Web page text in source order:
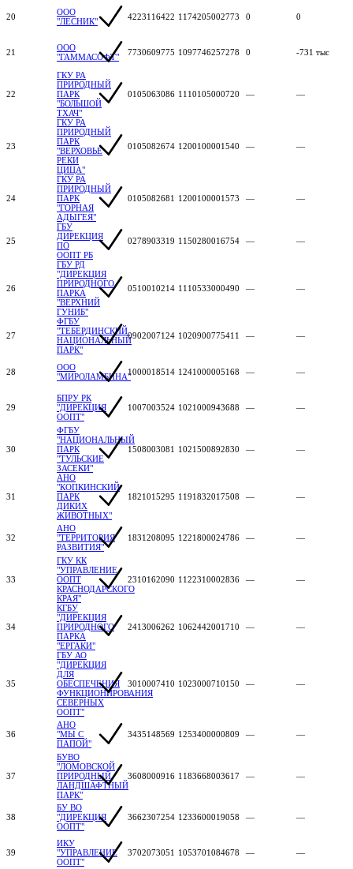
20
ООО
"ЛЕСНИК"
4223116422 1174205002773 0 0
21
ООО
"ГАММАСОФТ"
7730609775 1097746257278 0 -731 тыс
22
ГКУ РА
ПРИРОДНЫЙ
ПАРК
"БОЛЬШОЙ
ТХАЧ"
0105063086 1110105000720 — —
23
ГКУ РА
ПРИРОДНЫЙ
ПАРК
"ВЕРХОВЬЕ
РЕКИ
ЦИЦА"
0105082674 1200100001540 — —
24
ГКУ РА
ПРИРОДНЫЙ
ПАРК
"ГОРНАЯ
АДЫГЕЯ"
0105082681 1200100001573 — —
25
ГБУ
ДИРЕКЦИЯ
ПО
ООПТ РБ
0278903319 1150280016754 — —
26
ГБУ РД
"ДИРЕКЦИЯ
ПРИРОДНОГО
ПАРКА
"ВЕРХНИЙ
ГУНИБ"
0510010214 1110533000490 — —
27
ФГБУ
"ТЕБЕРДИНСКИЙ
НАЦИОНАЛЬНЫЙ
ПАРК"
0902007124 1020900775411 — —
28
ООО
"МИРОЛАМБИНА"1000018514 1241000005168 — —
29
БПРУ РК
"ДИРЕКЦИЯ
ООПТ"
1007003524 1021000943688 — —
30
ФГБУ
"НАЦИОНАЛЬНЫЙ
ПАРК
"ТУЛЬСКИЕ
ЗАСЕКИ"
1508003081 1021500892830 — —
31
АНО
"КОПКИНСКИЙ
ПАРК
ДИКИХ
ЖИВОТНЫХ"
1821015295 1191832017508 — —
32
АНО
"ТЕРРИТОРИЯ
РАЗВИТИЯ"
1831208095 1221800024786 — —
33
ГКУ КК
"УПРАВЛЕНИЕ
ООПТ
КРАСНОДАРСКОГО
КРАЯ"
2310162090 1122310002836 — —
34
КГБУ
"ДИРЕКЦИЯ
ПРИРОДНОГО
ПАРКА
"ЕРГАКИ"
2413006262 1062442001710 — —
35
ГБУ АО
"ДИРЕКЦИЯ
ДЛЯ
ОБЕСПЕЧЕНИЯ
ФУНКЦИОНИРОВАНИЯ
СЕВЕРНЫХ
ООПТ"
3010007410 1023000710150 — —
36
АНО
"МЫ С
ПАПОЙ"
3435148569 1253400000809 — —
37
БУВО
"ЛОМОВСКОЙ
ПРИРОДНЫЙ
ЛАНДШАФТНЫЙ
ПАРК"
3608000916 1183668003617 — —
38
БУ ВО
"ДИРЕКЦИЯ
ООПТ"
3662307254 1233600019058 — —
39
ИКУ
"УПРАВЛЕНИЕ
ООПТ"
3702073051 1053701084678 — —